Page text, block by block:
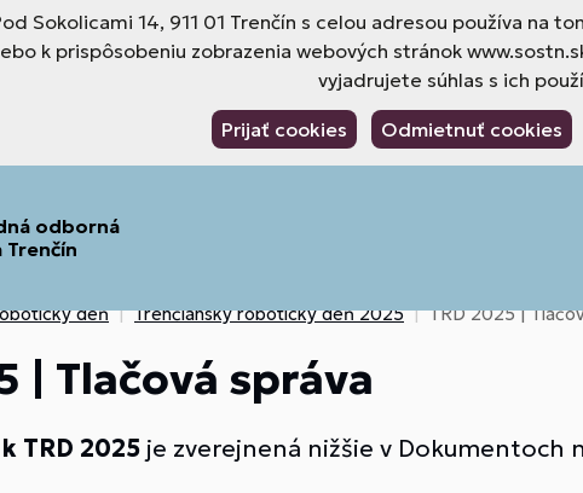
Sokolicami 14, 911 01 Trenčín s celou adresou používa
k prispôsobeniu zobrazenia webových stránok
vyjadrujete súhlas s ich
Prijať cookies Odmietnuť cookies
odborná
Trenčín
deň Trenčiansky robotický deň 2025 TRD 2025 |
| Tlačová správa
TRD 2025 je zverejnená nižšie v Dokumentoch